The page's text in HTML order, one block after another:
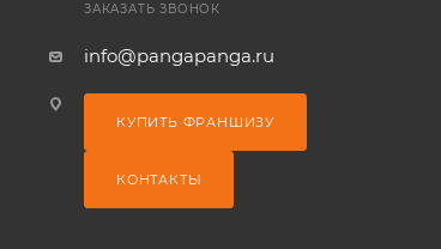
ЗАКАЗАТЬ ЗВОНОК
info@pangapanga.ru
КУПИТЬ ФРАНШИЗУ
КОНТАКТЫ